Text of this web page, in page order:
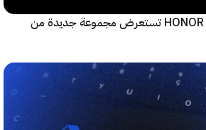
بالتعاون مع ARRI، شركة HONOR تستعرض مجموعة جديدة من